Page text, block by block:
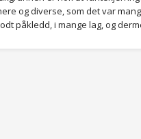
og diverse, som det var
påkledd, i mange lag, og